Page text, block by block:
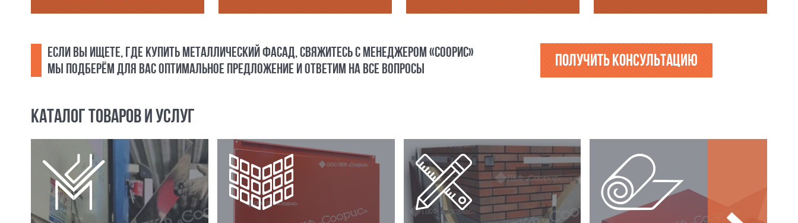
ЕСЛИ ВЫ ИЩЕТЕ, ГДЕ КУПИТЬ МЕТАЛЛИЧЕСКИЙ ФАСАД, СВЯЖИТЕСЬ С МЕНЕДЖЕРОМ «СООРИС»
МЫ ПОДБЕРЁМ ДЛЯ ВАС ОПТИМАЛЬНОЕ ПРЕДЛОЖЕНИЕ И ОТВЕТИМ НА ВСЕ ВОПРОСЫ
Получить консультацию
КАТАЛОГ ТОВАРОВ И УСЛУГ